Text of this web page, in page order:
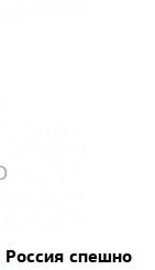
Россия спешно